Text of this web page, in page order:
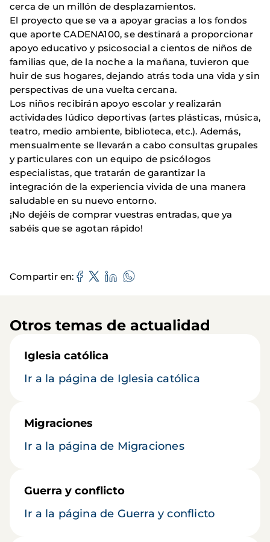
cerca de un millón de desplazamientos.
El proyecto que se va a apoyar gracias a los fondos
que aporte CADENA100, se destinará a proporcionar
apoyo educativo y psicosocial a cientos de niños de
familias que, de la noche a la mañana, tuvieron que
huir de sus hogares, dejando atrás toda una vida y sin
perspectivas de una vuelta cercana.
Los niños recibirán apoyo escolar y realizarán
actividades lúdico deportivas (artes plásticas, música,
teatro, medio ambiente, biblioteca, etc.). Además,
mensualmente se llevarán a cabo consultas grupales
y particulares con un equipo de psicólogos
especialistas, que tratarán de garantizar la
integración de la experiencia vivida de una manera
saludable en su nuevo entorno.
¡No dejéis de comprar vuestras entradas, que ya
sabéis que se agotan rápido!
Compartir en
Otros temas de actualidad
Iglesia católica
Ir a la página de Iglesia católica
Migraciones
Ir a la página de Migraciones
Guerra y conflicto
Ir a la página de Guerra y conflicto